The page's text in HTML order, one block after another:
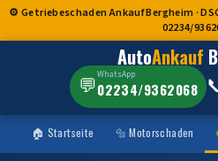
⚙️ Getriebeschaden Ankauf Bergheim ·
02234/
AutoAnkauf
💬WhatsApp
02234/9362068
🏠 Startseite 🔩 Motorschaden